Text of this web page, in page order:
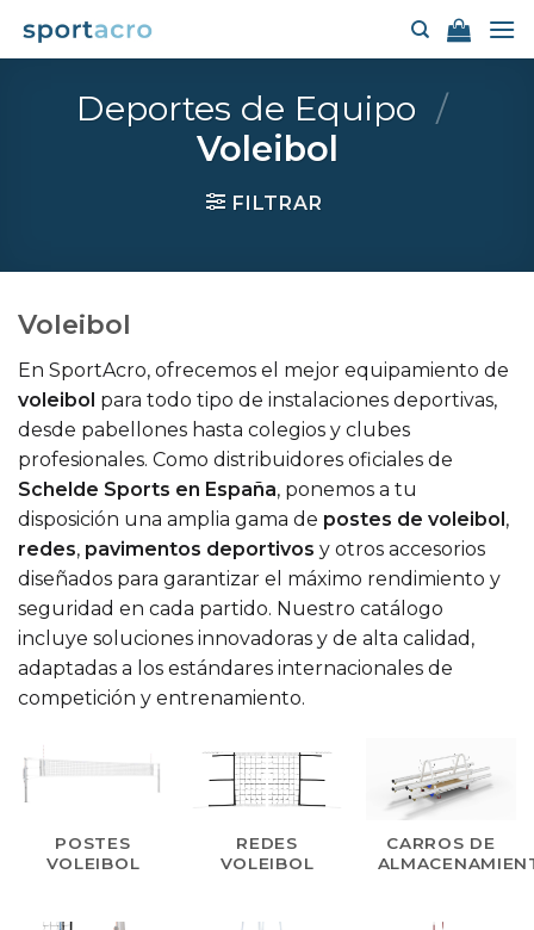
Deportes de Equipo /
Voleibol
FILTRAR
Voleibol
En SportAcro, ofrecemos el mejor equipamiento de
voleibol para todo tipo de instalaciones deportivas,
desde pabellones hasta colegios y clubes
profesionales. Como distribuidores oficiales de
Schelde Sports en España, ponemos a tu
disposición una amplia gama de postes de voleibol ,
redes, pavimentos deportivos y otros accesorios
diseñados para garantizar el máximo rendimiento y
seguridad en cada partido. Nuestro catálogo
incluye soluciones innovadoras y de alta calidad,
adaptadas a los estándares internacionales de
competición y entrenamiento.
POSTES
VOLEIBOL
REDES
VOLEIBOL
CARROS DE